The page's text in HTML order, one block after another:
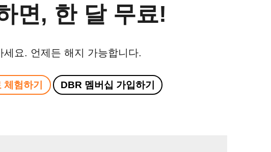
면, 한 달 무료!
세요. 언제든 해지 가능합니다.
험하기 DBR 멤버십 가입하기